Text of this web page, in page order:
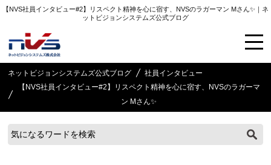
【NVS社員インタビュー#2】リスペクト精神を心に宿す、NVSのラガーマン Mさん✨｜ネ
ットビジョンシステムズ公式ブログ
ネットビジョンシステムズ公式ブログ
社員インタビュー
【NVS社員インタビュー#2】リスペクト精神を心に宿す、NVSのラガーマ
ン Mさん✨